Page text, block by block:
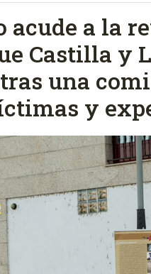
acude a la
Castilla y
una
y